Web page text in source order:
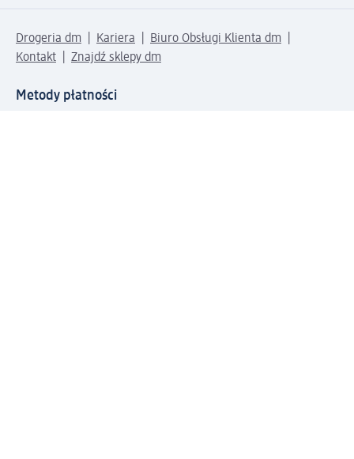
Drogeria dm Kariera
Biuro Obsługi Klienta dm
Kontakt
Znajdź sklepy dm
Metody płatności